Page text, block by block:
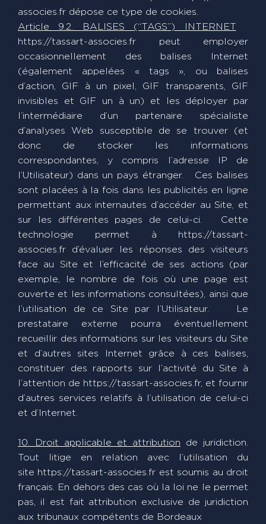
associes.fr dépose ce type de cookies.
Article 9.2. BALISES (“TAGS”) INTERNET
https://tassart-associes.fr peut employer
occasionnellement des balises Internet
(également appelées « tags », ou balises
d’action, GIF à un pixel, GIF transparents, GIF
invisibles et GIF un à un) et les déployer par
l’intermédiaire d’un partenaire spécialiste
d’analyses Web susceptible de se trouver (et
donc de stocker les informations
correspondantes, y compris l’adresse IP de
l’Utilisateur) dans un pays étranger. Ces balises
sont placées à la fois dans les publicités en ligne
permettant aux internautes d’accéder au Site, et
sur les différentes pages de celui-ci. Cette
technologie permet à https://tassart-
associes.fr d’évaluer les réponses des visiteurs
face au Site et l’efficacité de ses actions (par
exemple, le nombre de fois où une page est
ouverte et les informations consultées), ainsi que
l’utilisation de ce Site par l’Utilisateur. Le
prestataire externe pourra éventuellement
recueillir des informations sur les visiteurs du Site
et d’autres sites Internet grâce à ces balises,
constituer des rapports sur l’activité du Site à
l’attention de https://tassart-associes.fr, et fournir
d’autres services relatifs à l’utilisation de celui-ci
et d’Internet.
10. Droit applicable et attribution de juridiction.
Tout litige en relation avec l’utilisation du
site https://tassart-associes.fr est soumis au droit
français. En dehors des cas où la loi ne le permet
pas, il est fait attribution exclusive de juridiction
aux tribunaux compétents de Bordeaux